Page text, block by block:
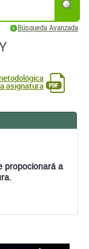
Búsqueda Avanzada
asignatura
propocionará a